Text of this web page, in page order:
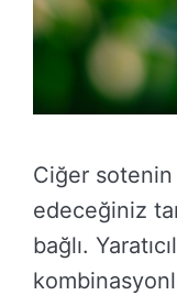
Ciğer sotenin
edeceğiniz
bağlı.